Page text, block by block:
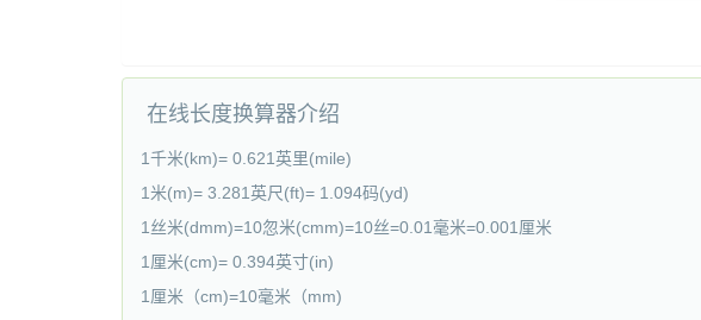
在线长度换算器介绍
1千米(km)= 0.621英里(mile)
1米(m)= 3.281英尺(ft)= 1.094码(yd)
1丝米(dmm)=10忽米(cmm)=10丝=0.01毫米=0.001厘米
1厘米(cm)= 0.394英寸(in)
1厘米（cm)=10毫米（mm)